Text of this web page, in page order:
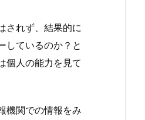
されず、結果的に
しているのか？と
個人の能力を見て
機関での情報をみ